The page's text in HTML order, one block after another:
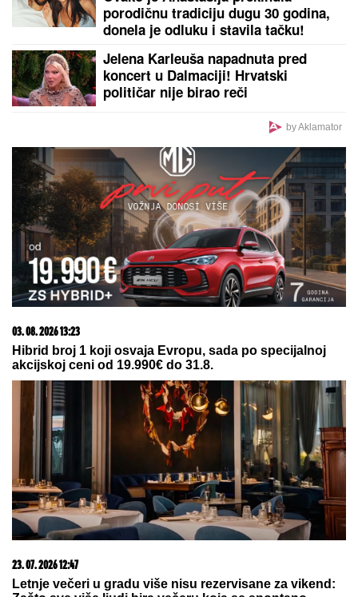
ŠTA MU SE DOGODILO?Bivši teniser ne liči na
sebe! Navijači šokirani kako danas izgleda
legendarni as (FOTO)
Podatak za ponos crno-belih:
Konačno dobre vesti za Partizan
posle ubedljive pobede
MARINA VISKOVIĆ U NIKAD
SMELIJEM STAJLINGU! U
kaubojkama i sa bezobraznim
prorezom na suknji pokazala
izvajane noge, a onda je sevnulo i
više nego što je planirala (Foto)
MARINA VISKOVIĆ U NIKAD SMELIJEMIZDANjU: U
kaubojkama i sa prorezom na suknji pokazala
izvajane noge, ali i nešto što nije htela (FOTO)
Ceca o tome ne želi da govori:
Ovako je Anastasija prekinula